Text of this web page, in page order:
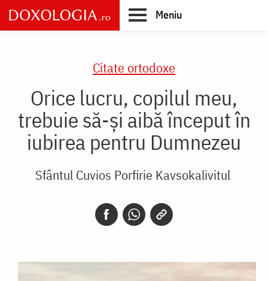
Skip
to
main
Meniu
Citate ortodoxe
Orice lucru, copilul meu,
trebuie să-și aibă început în
iubirea pentru Dumnezeu
Sfântul Cuvios Porfirie Kavsokalivitul